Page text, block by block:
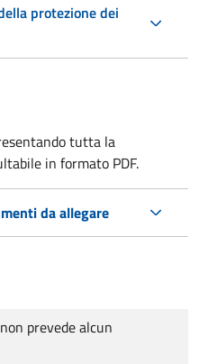
protezione dei
tutta la
in formato PDF.
da allegare
prevede alcun